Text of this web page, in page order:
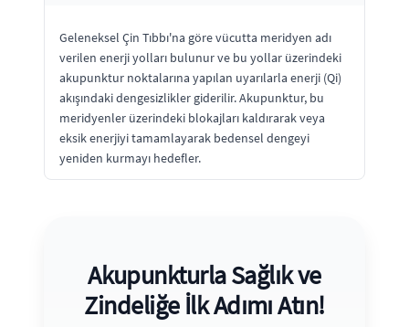
Geleneksel Çin Tıbbı'na göre vücutta meridyen adı
verilen enerji yolları bulunur ve bu yollar üzerindeki
akupunktur noktalarına yapılan uyarılarla enerji (Qi)
akışındaki dengesizlikler giderilir. Akupunktur, bu
meridyenler üzerindeki blokajları kaldırarak veya
eksik enerjiyi tamamlayarak bedensel dengeyi
yeniden kurmayı hedefler.
Akupunkturla Sağlık ve
Zindeliğe İlk Adımı Atın!